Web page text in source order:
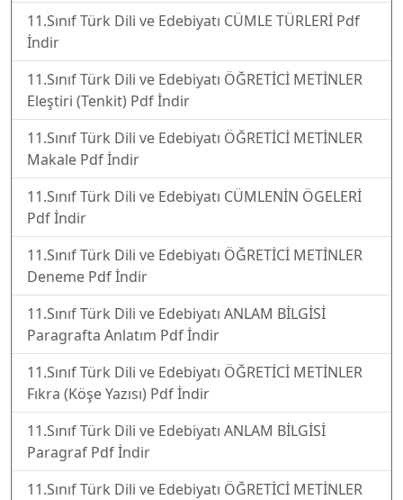
11.Sınıf Türk Dili ve Edebiyatı CÜMLE TÜRLERİ Pdf
İndir
11.Sınıf Türk Dili ve Edebiyatı ÖĞRETİCİ METİNLER
Eleştiri (Tenkit) Pdf İndir
11.Sınıf Türk Dili ve Edebiyatı ÖĞRETİCİ METİNLER
Makale Pdf İndir
11.Sınıf Türk Dili ve Edebiyatı CÜMLENİN ÖGELERİ
Pdf İndir
11.Sınıf Türk Dili ve Edebiyatı ÖĞRETİCİ METİNLER
Deneme Pdf İndir
11.Sınıf Türk Dili ve Edebiyatı ANLAM BİLGİSİ
Paragrafta Anlatım Pdf İndir
11.Sınıf Türk Dili ve Edebiyatı ÖĞRETİCİ METİNLER
Fıkra (Köşe Yazısı) Pdf İndir
11.Sınıf Türk Dili ve Edebiyatı ANLAM BİLGİSİ
Paragraf Pdf İndir
11.Sınıf Türk Dili ve Edebiyatı ÖĞRETİCİ METİNLER